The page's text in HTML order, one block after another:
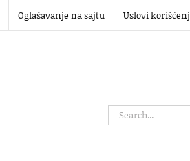
Oglašavanje na sajtu Uslovi
Search